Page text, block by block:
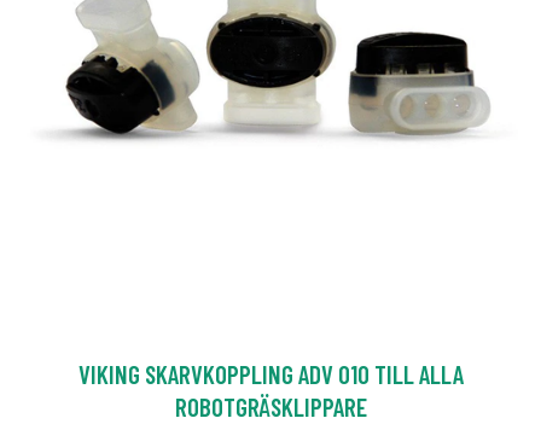
VIKING SKARVKOPPLING ADV 010 TILL ALLA
ROBOTGRÄSKLIPPARE